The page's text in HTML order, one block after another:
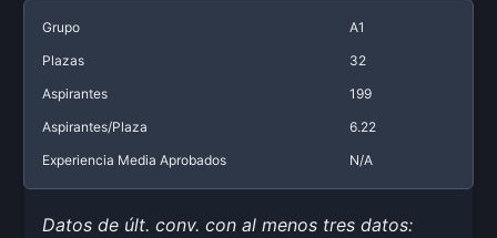
Grupo
A1
Plazas
32
Aspirantes
199
Aspirantes/Plaza
6.22
Experiencia Media Aprobados
N/A
Datos de últ. conv. con al menos tres datos: